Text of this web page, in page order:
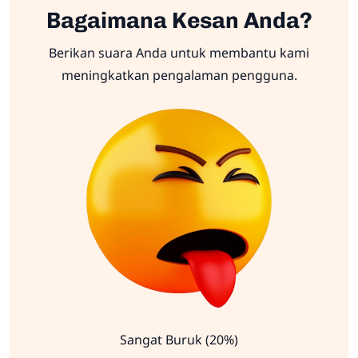
Bagaimana Kesan Anda?
Berikan suara Anda untuk membantu kami
meningkatkan pengalaman pengguna.
Sangat Buruk (20%)